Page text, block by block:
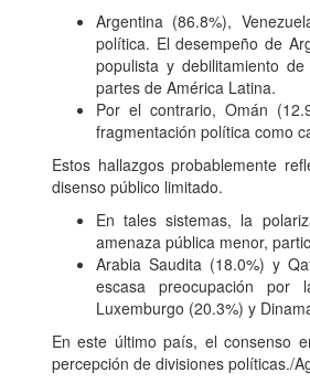
Argentina (86.8%),
política. El desempeño de
populista y debilitamiento
partes de América Latina.
Por el contrario, Omán
fragmentación política como
Estos hallazgos probablemente
disenso público limitado.
En tales sistemas, la
amenaza pública menor,
Arabia Saudita (18.0%) y
escasa preocupación por
Luxemburgo (20.3%) y
En este último país, el consenso
percepción de divisiones políticas./